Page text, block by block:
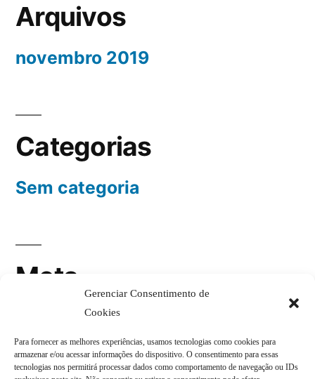
Gerenciar Consentimento de
Cookies
Para fornecer as melhores experiências, usamos tecnologias como cookies para
armazenar e/ou acessar informações do dispositivo. O consentimento para essas
tecnologias nos permitirá processar dados como comportamento de navegação ou IDs
Arquivos
novembro 2019
Categorias
Sem categoria
Meta
Acessar
Feed de posts
Feed de comentários